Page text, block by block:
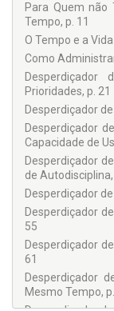
Para Quem não
Tempo, p. 11
O Tempo e a
Como
Prioridades, p. 21
Desperdiçador
Desperdiçador
Capacidade de
Desperdiçador
de Autodisciplina,
Desperdiçador
Desperdiçador
55
Desperdiçador
61
Desperdiçador
Mesmo Tempo,